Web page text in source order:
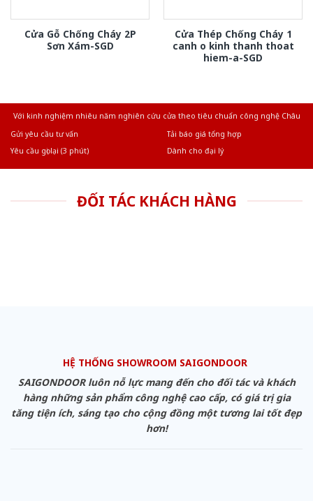
Cửa Gỗ Chống Cháy 2P
Sơn Xám-SGD
Cửa Thép Chống Cháy 1
canh o kinh thanh thoat
hiem-a-SGD
Với kinh nghiệm nhiêu năm nghiên cứu cửa theo tiêu chuẩn công nghệ Châu
Gửi yêu cầu tư vấn
Tải báo giá tổng hợp
Yêu cầu gọi lại (3 phút)
Dành cho đại lý
ĐỐI TÁC KHÁCH HÀNG
HỆ THỐNG SHOWROOM SAIGONDOOR
SAIGONDOOR luôn nỗ lực mang đến cho đối tác và khách
hàng những sản phẩm công nghệ cao cấp, có giá trị gia
tăng tiện ích, sáng tạo cho cộng đồng một tương lai tốt đẹp
hơn!